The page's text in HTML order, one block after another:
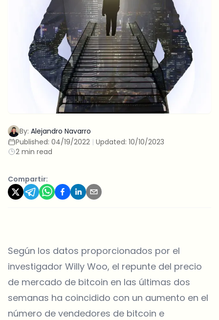
By: Alejandro Navarro
Published: 04/19/2022 | Updated: 10/10/2023
2 min read
Compartir:
Según los datos proporcionados por el
investigador Willy Woo, el repunte del precio
de mercado de bitcoin en las últimas dos
semanas ha coincidido con un aumento en el
número de vendedores de bitcoin e